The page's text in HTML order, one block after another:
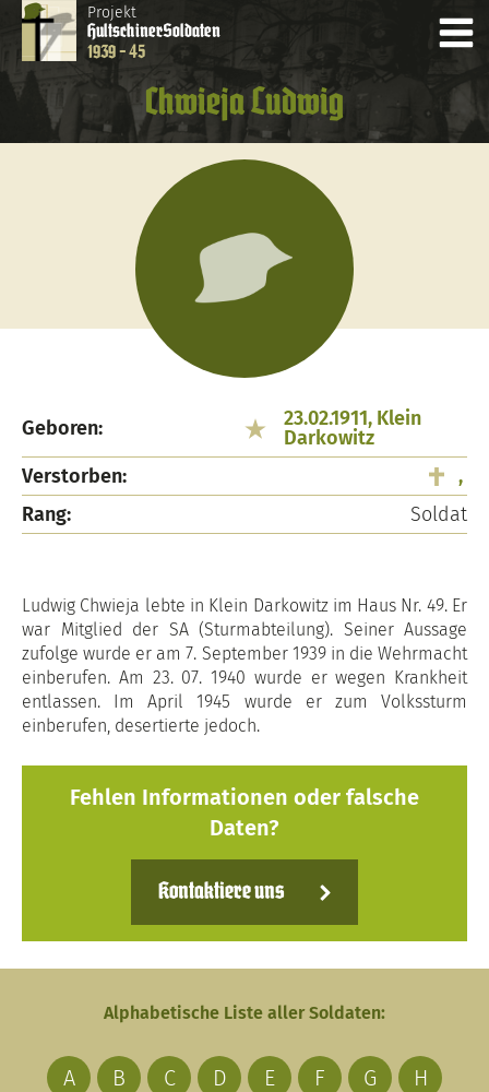
Projekt
HultschinerSoldaten
1939 - 45
Chwieja Ludwig
Geboren:
23.02.1911, Klein
Darkowitz
Verstorben:
,
Rang:
Soldat
Ludwig Chwieja lebte in Klein Darkowitz im Haus Nr. 49. Er
war Mitglied der SA (Sturmabteilung). Seiner Aussage
zufolge wurde er am 7. September 1939 in die Wehrmacht
einberufen. Am 23. 07. 1940 wurde er wegen Krankheit
entlassen. Im April 1945 wurde er zum Volkssturm
einberufen, desertierte jedoch.
Fehlen Informationen oder falsche
Daten?
Kontaktiere uns
Alphabetische Liste aller Soldaten:
A B C D E F G
H